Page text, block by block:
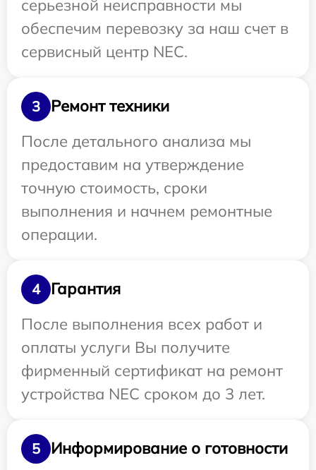
серьезной неисправности мы
обеспечим перевозку за наш счет в
сервисный центр NEC.
3
Ремонт техники
После детального анализа мы
предоставим на утверждение
точную стоимость, сроки
выполнения и начнем ремонтные
операции.
4
Гарантия
После выполнения всех работ и
оплаты услуги Вы получите
фирменный сертификат на ремонт
устройства NEC сроком до 3 лет.
5
Информирование о готовности